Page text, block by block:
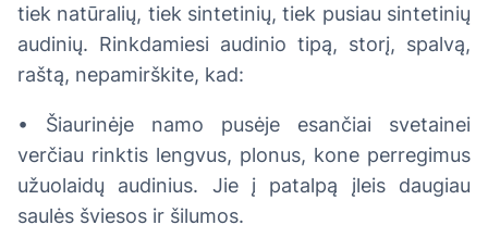
tiek natūralių, tiek sintetinių, tiek pusiau sintetinių
audinių. Rinkdamiesi audinio tipą, storį, spalvą,
raštą, nepamirškite, kad:
• Šiaurinėje namo pusėje esančiai svetainei
verčiau rinktis lengvus, plonus, kone perregimus
užuolaidų audinius. Jie į patalpą įleis daugiau
saulės šviesos ir šilumos.